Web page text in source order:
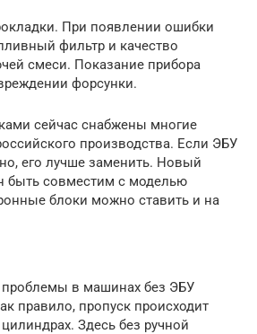
При появлении ошибки
фильтр и качество
смеси. Показание прибора
форсунки.
сейчас снабжены многие
производства. Если ЭБУ
его лучше заменить. Новый
быть совместим с моделью
блоки можно ставить и на
проблемы в машинах без ЭБУ
правило, пропуск происходит
Здесь без ручной